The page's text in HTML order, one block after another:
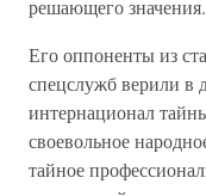
решающего значения.
Его оппоненты из
спецслужб верили в
интернационал
своевольное
тайное